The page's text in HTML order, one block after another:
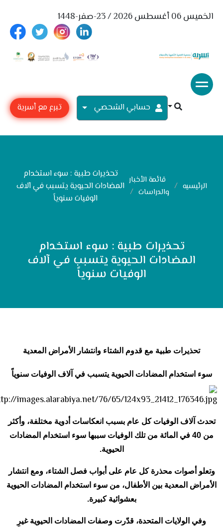
الخميس 06 أغسطس 2026 / 23-صفر-1448
حسابي الشحصي تبرع مع أسرية
الرئيسيه
قائمة الأخبار
والدراسات
تحذيرات طبية : سوء استخدام
المضادات الحيوية يتسبب في آلاف
الوفيات سنوياً
تحذيرات طبية : سوء استخدام
المضادات الحيوية يتسبب في آلاف
الوفيات سنوياً
تحذيرات طبية مع قدوم الشتاء وانتشار الأمراض المعدية
سوء استخدام المضادات الحيوية يتسبب في آلاف الوفيات سنوياً
تحدث آلاف الوفيات كل عام بسبب انعكاسات أدوية مختلفة، وأكثر
من 40 في المائة من تلك الوفيات سببها سوء استخدام المضادات
الحيوية.
وتعلو أصوات محذرة كل عام على أبواب فصل الشتاء، ومع انتشار
الأمراض المعدية بين الأطفال، من سوء استخدام المضادات الحيوية
بعشوائية كبيرة.
وفي الولايات المتحدة، قدّرت وصفات المضادات الحيوية غيرِ